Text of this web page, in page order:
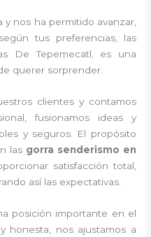
nos ha permitido avanzar,
tus preferencias, las
De Tepemecatl, es una
querer sorprender.
clientes y contamos
fusionamos ideas y
y seguros. El propósito
las gorra senderismo en
satisfacción total,
así las expectativas.
posición importante en el
honesta, nos ajustamos a